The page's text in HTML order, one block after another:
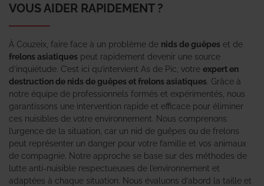
VOUS AIDER RAPIDEMENT ?
À Couzeix, faire face à un problème de nids de guêpes et de
frelons asiatiques peut rapidement devenir une source
d’inquiétude. C’est ici qu’intervient As de Pic, votre expert en
destruction de nids de guêpes et frelons asiatiques . Grâce à
notre équipe de professionnels formés et expérimentés, nous
garantissons une intervention rapide et efficace pour éliminer
ces nuisibles de votre environnement. Nous comprenons
l’urgence de la situation, car un nid de guêpes ou de frelons
peut représenter un danger pour votre famille et vos animaux
de compagnie. Notre approche se base sur des méthodes de
lutte anti-nuisible respectueuses de l’environnement et
adaptées à chaque situation. Nous évaluons d’abord la taille et